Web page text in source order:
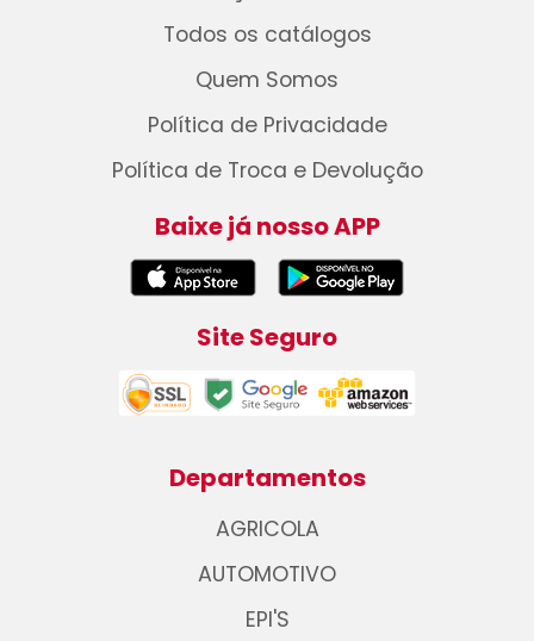
Todos os catálogos
Quem Somos
Política de Privacidade
Política de Troca e Devolução
Baixe já nosso APP
Site Seguro
Departamentos
AGRICOLA
AUTOMOTIVO
EPI'S